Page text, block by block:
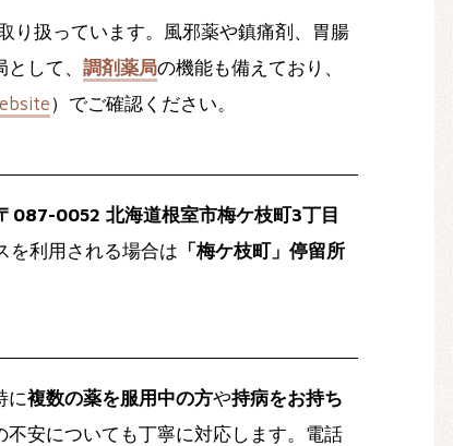
り扱っています。風邪薬や鎮痛剤、胃腸
して、 調剤薬局の機能も備えており、
）でご確認ください。
087-0052 北海道根室市梅ケ枝町3丁目
を利用される場合は 「梅ケ枝町」停留所
に複数の薬を服用中の方や持病をお持ち
不安についても丁寧に対応します。電話